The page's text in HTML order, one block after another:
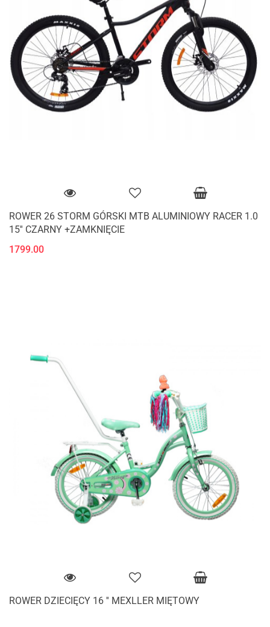
ROWER 26 STORM GÓRSKI MTB ALUMINIOWY RACER 1.0
15'' CZARNY +ZAMKNIĘCIE
1799.00
ROWER DZIECIĘCY 16 '' MEXLLER MIĘTOWY